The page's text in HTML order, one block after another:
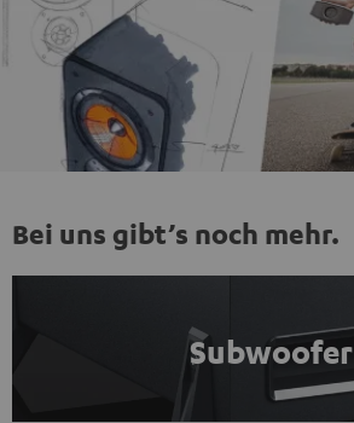
Bei uns gibt’s noch mehr.
Subwoofer